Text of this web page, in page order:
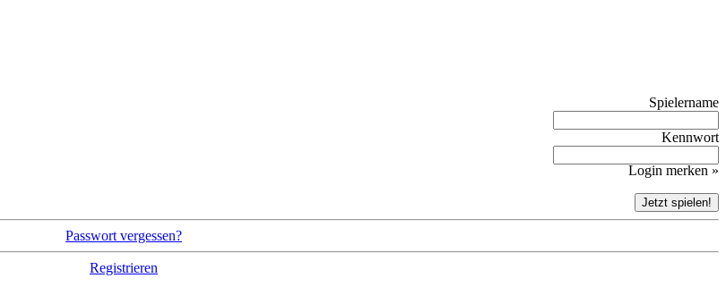
Spielername
Kennwort
Login merken »
Passwort vergessen?
Registrieren